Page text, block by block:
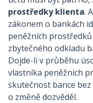
prostředky klienta.
zákonem o bankách
peněžních
zbytečného odkladu
Dojde-li v průběhu
vlastníka peněžních
skutečnost bance
o změně dozvěděl.